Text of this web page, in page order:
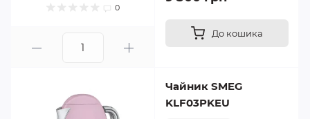
0
До кошика
Чайник SMEG
KLF03PKEU